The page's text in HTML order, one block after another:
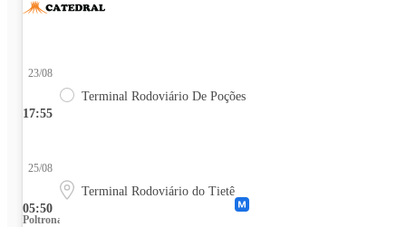
17:55
23/08
Terminal Rodoviário De Poções
05:50
25/08
Terminal Rodoviário do Tietê
Poltrona